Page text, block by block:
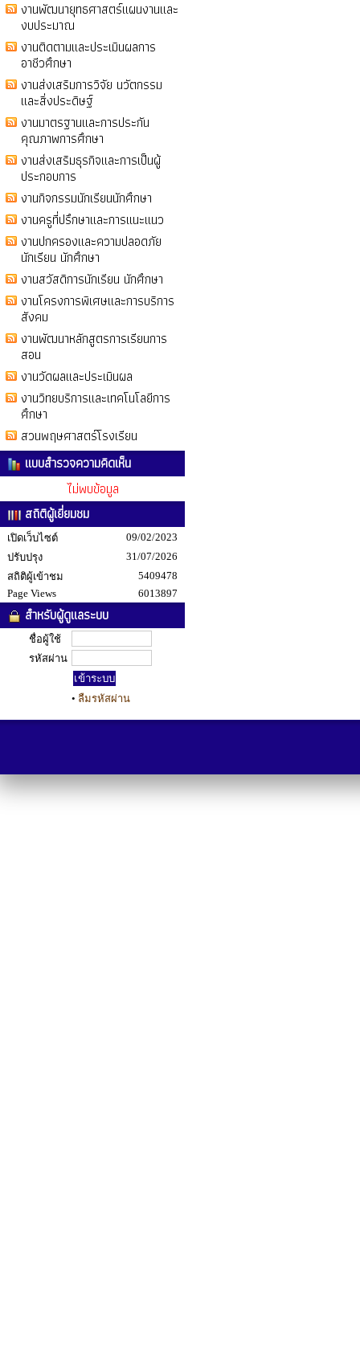
งานพัฒนายุทธศาสตร์แผนงานและ
งบประมาณ
งานติดตามและประเมินผลการ
อาชีวศึกษา
งานส่งเสริมการวิจัย นวัตกรรม
และสิ่งประดิษฐ์
งานมาตรฐานและการประกัน
คุณภาพการศึกษา
งานส่งเสริมธุรกิจและการเป็นผู้
ประกอบการ
งานกิจกรรมนักเรียนนักศึกษา
งานครูที่ปรึกษาและการแนะแนว
งานปกครองและความปลอดภัย
นักเรียน นักศึกษา
งานสวัสดิการนักเรียน นักศึกษา
งานโครงการพิเศษและการบริการ
สังคม
งานพัฒนาหลักสูตรการเรียนการ
สอน
งานวัดผลและประเมินผล
งานวิทยบริการและเทคโนโลยีการ
ศึกษา
สวนพฤษศาสตร์โรงเรียน
แบบสำรวจความคิดเห็น
ไม่พบข้อมูล
สถิติผู้เยี่ยมชม
เปิดเว็บไซต์
09/02/2023
ปรับปรุง
31/07/2026
สถิติผู้เข้าชม
5409478
Page Views
6013897
สำหรับผู้ดูแลระบบ
ชื่อผู้ใช้
รหัสผ่าน
• ลืมรหัสผ่าน